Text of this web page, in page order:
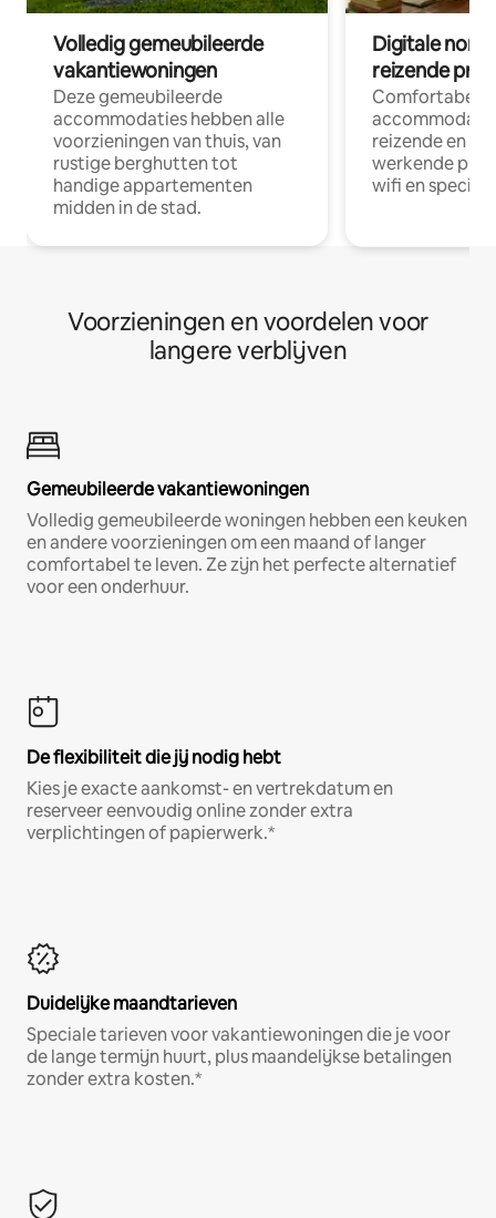
Volledig gemeubileerde
vakantiewoningen
Deze gemeubileerde
accommodaties hebben alle
voorzieningen van thuis, van
rustige berghutten tot
handige appartementen
midden in de stad.
Digitale
reizende
Comfortabele
reizende en
werkende
wifi en
Voorzieningen en voordelen voor
langere verblijven
Gemeubileerde vakantiewoningen
Volledig gemeubileerde woningen hebben een keuken
en andere voorzieningen om een maand of langer
comfortabel te leven. Ze zijn het perfecte alternatief
voor een onderhuur.
De flexibiliteit die jij nodig hebt
Kies je exacte aankomst- en vertrekdatum en
reserveer eenvoudig online zonder extra
verplichtingen of papierwerk.*
Duidelijke maandtarieven
Speciale tarieven voor vakantiewoningen die je voor
de lange termijn huurt, plus maandelijkse betalingen
zonder extra kosten.*